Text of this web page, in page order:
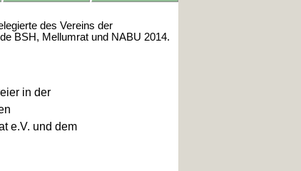
in der
e.V. und dem
des Vereins der
BSH, Mellumrat und NABU 2014.